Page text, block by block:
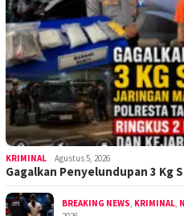
KRIMINAL Agustus 5, 2026
Gagalkan Penyelundupan 3 Kg
BREAKING NEWS, KRIMINAL,